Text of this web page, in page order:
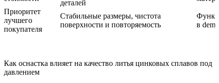
деталей
Приоритет
лучшего
покупателя
Стабильные размеры, чистота
поверхности и повторяемость
в
Как оснастка влияет на качество литья цинковых сплавов под
давлением